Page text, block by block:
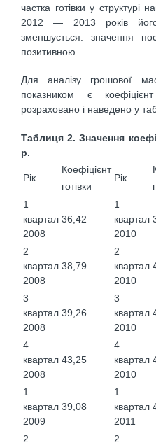
частка готівки у структурі
2012 — 2013 років
зменшується. значення
позитивною
Для аналізу грошової
показником є
розраховано і наведено у
Таблиця 2. Значення
р.
Рік
Коефіцієнт
готівки
Рік
1
квартал
2008
36,42
1
квартал
2010
2
квартал
2008
38,79
2
квартал
2010
3
квартал
2008
39,26
3
квартал
2010
4
квартал
2008
43,25
4
квартал
2010
1
квартал
2009
39,08
1
квартал
2011
2
2